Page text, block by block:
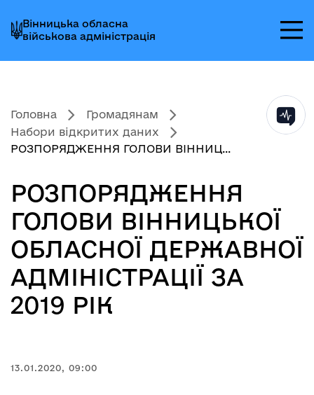
до
головного
меню
до
головного
вмісту
до
головного
колонтитула
Вінницька обласна
військова адміністрація
Головна
Громадянам
Набори відкритих даних
РОЗПОРЯДЖЕННЯ ГОЛОВИ ВІННИЦ...
РОЗПОРЯДЖЕННЯ
ГОЛОВИ ВІННИЦЬКОЇ
ОБЛАСНОЇ ДЕРЖАВНОЇ
АДМІНІСТРАЦІЇ ЗА
2019 РІК
13.01.2020, 09:00